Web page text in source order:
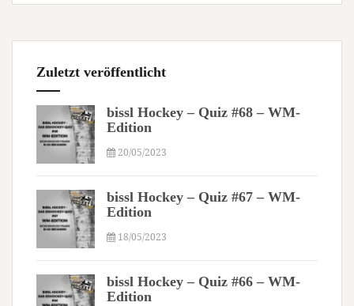
Zuletzt veröffentlicht
bissl Hockey – Quiz #68 – WM-
Edition
20/05/2023
bissl Hockey – Quiz #67 – WM-
Edition
18/05/2023
bissl Hockey – Quiz #66 – WM-
Edition